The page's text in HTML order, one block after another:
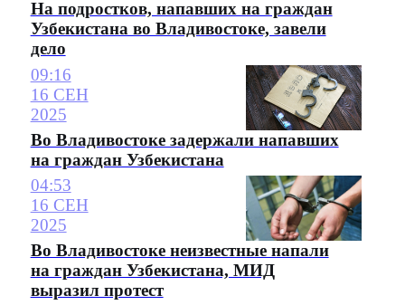
На подростков, напавших на граждан
Узбекистана во Владивостоке, завели
дело
09:16
16 СЕН
2025
Во Владивостоке задержали напавших
на граждан Узбекистана
04:53
16 СЕН
2025
Во Владивостоке неизвестные напали
на граждан Узбекистана, МИД
выразил протест